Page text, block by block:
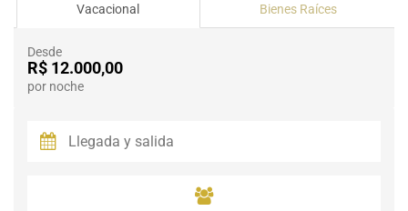
Vacacional Bienes Raíces
Desde
R$ 12.000,00
por noche